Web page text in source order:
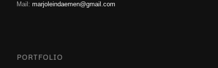
Mail: marjoleindaemen@gmail.com
PORTFOLIO